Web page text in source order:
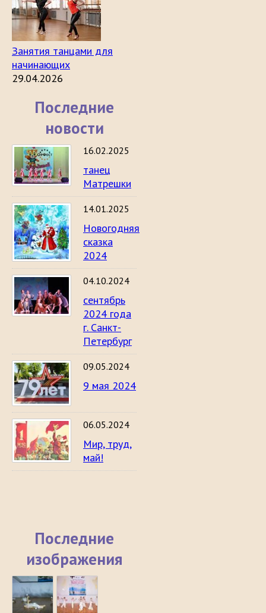
Занятия танцами для
начинающих
29.04.2026
Последние
новости
16.02.2025
танец
Матрешки
14.01.2025
Новогодняя
сказка
2024
04.10.2024
сентябрь
2024 года
г. Санкт-
Петербург
09.05.2024
9 мая 2024
06.05.2024
Мир, труд,
май!
Последние
изображения